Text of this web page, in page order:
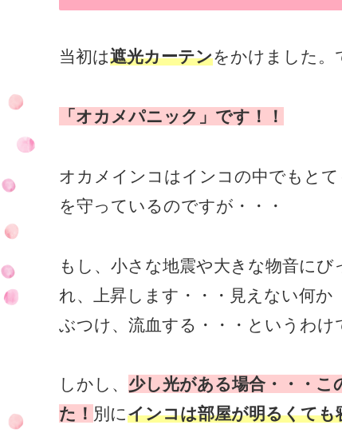
当初は遮光カーテンをかけました。
「オカメパニック」です！！
オカメインコはインコの中でもと
を守っているのですが・・・
もし、小さな地震や大きな物音に
れ、上昇します・・・見えない何
ぶつけ、流血する・・・というわけ
しかし、 少し光がある場合・・・
た！ 別にインコは部屋が明るくても